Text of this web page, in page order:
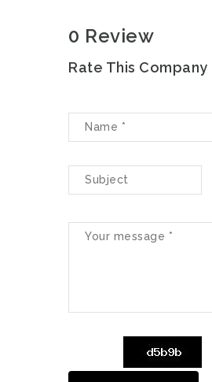
0 Review
Rate This Company